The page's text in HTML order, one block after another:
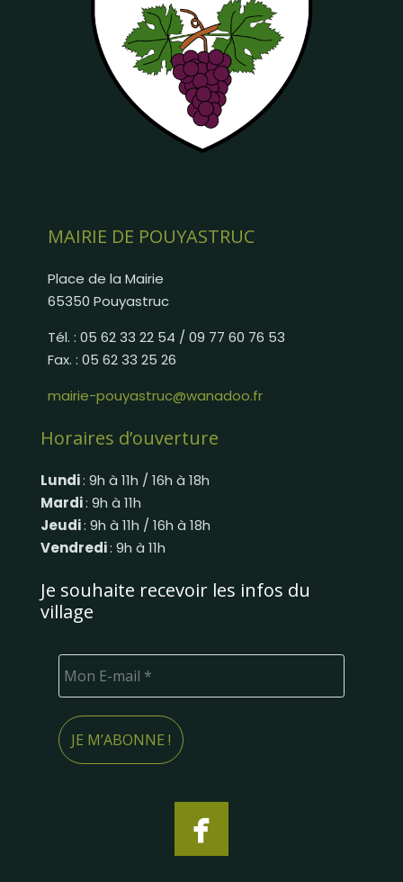
MAIRIE DE POUYASTRUC
Place de la Mairie
65350 Pouyastruc
Tél. : 05 62 33 22 54 / 09 77 60 76 53
Fax. : 05 62 33 25 26
mairie-pouyastruc@wanadoo.fr
Horaires d’ouverture
Lundi: 9h à 11h / 16h à 18h
Mardi: 9h à 11h
Jeudi: 9h à 11h / 16h à 18h
Vendredi: 9h à 11h
Je souhaite recevoir les infos du
village